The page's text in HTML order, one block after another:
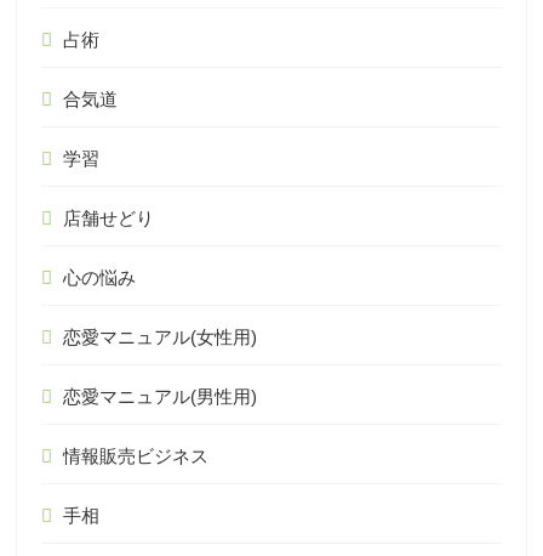
占術
合気道
学習
店舗せどり
心の悩み
恋愛マニュアル(女性用)
恋愛マニュアル(男性用)
情報販売ビジネス
手相